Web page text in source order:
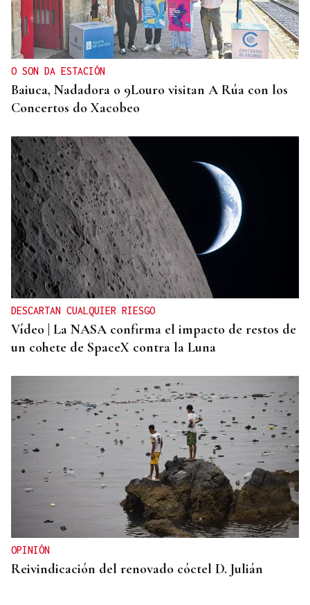
ENTREVISTA
Jorge Vázquez: "Nuestro objetivo a 2028 es crecer
creando valor para el accionista y para el equipo
que lo hace posible"
O SON DA ESTACIÓN
Baiuca, Nadadora o 9Louro visitan A Rúa con los
Concertos do Xacobeo
DESCARTAN CUALQUIER RIESGO
Vídeo | La NASA confirma el impacto de restos de
un cohete de SpaceX contra la Luna
OPINIÓN
Reivindicación del renovado cóctel D. Julián